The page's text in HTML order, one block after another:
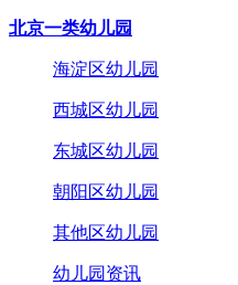
北京一类幼儿园
海淀区幼儿园
西城区幼儿园
东城区幼儿园
朝阳区幼儿园
其他区幼儿园
幼儿园资讯